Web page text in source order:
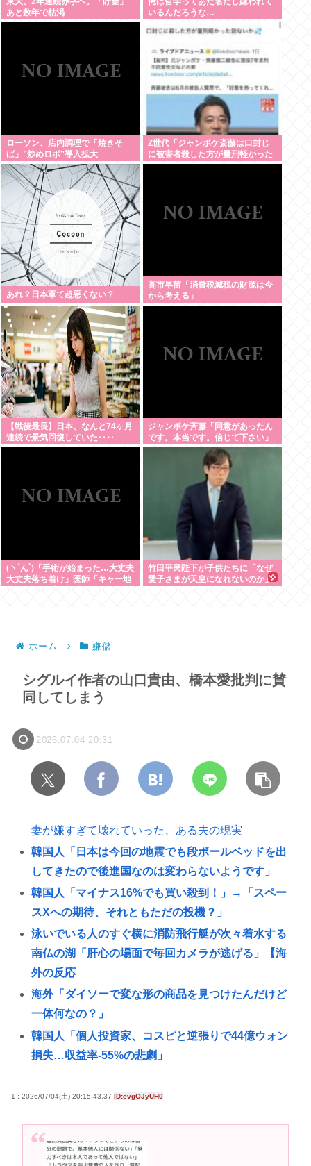
あと数年で枯渇
いるんだろうな…
ローソン、店内調理で「焼きそ
ば」”炒めロボ”導入拡大
Z世代「ジャンポケ斎藤は口封じ
に被害者殺した方が量刑軽かった
だろ 」←1万いいね❤️
あれ？日本軍て超悪くない？
高市早苗「消費税減税の財源は今
から考える」
【戦後最長】日本、なんと74ヶ月
連続で景気回復していた‥‥
ジャンポケ斉藤「同意があったん
です。本当です。信じて下さい」
←何でこの主張が通らないの？
(ヽ´ん`)「手術が始まった…大丈夫
大丈夫落ち着け」医師「キャー地
竹田平民陛下が子供たちに「なぜ
愛子さまが天皇になれないのか」
ホーム 嫌儲
シグルイ作者の山口貴由、橋本愛批判に賛
同してしまう
2026.07.04 20:31
妻が嫌すぎて壊れていった、ある夫の現実
韓国人「日本は今回の地震でも段ボールベッドを出
してきたので後進国なのは変わらないようです」
韓国人「マイナス16%でも買い殺到！」→「スペー
スXへの期待、それともただの投機？」
泳いでいる人のすぐ横に消防飛行艇が次々着水する
南仏の湖「肝心の場面で毎回カメラが逃げる」【海
外の反応
海外「ダイソーで変な形の商品を見つけたんだけど
一体何なの？」
韓国人「個人投資家、コスピと逆張りで44億ウォン
損失…収益率-55%の悲劇」
ザがフィギュア化キタ───(ﾟ∀ﾟ)───!!!!!
欺で無銭飲食
B’z「重いマーシャル運んでた腰の痛みまだ覚えてる
1 : 2026/07/04(土) 20:15:43.37 ID:evgOJyUH0